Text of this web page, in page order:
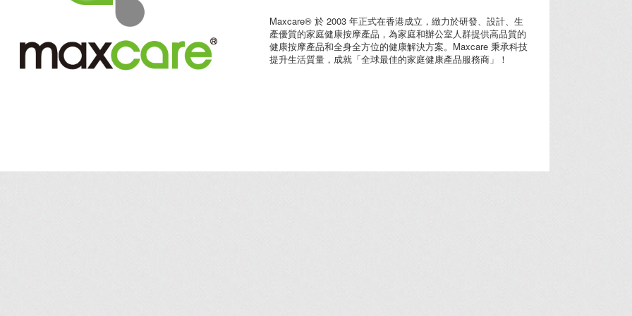
Maxcare® 於 2003 年正式在香港成立，緻力於研發、設計、生
產優質的家庭健康按摩產品，為家庭和辦公室人群提供高品質的
健康按摩產品和全身全方位的健康解決方案。Maxcare 秉承科技
提升生活質量，成就「全球最佳的家庭健康產品服務商」！